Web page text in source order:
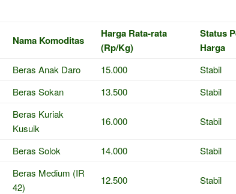
Nama Komoditas
Harga Rata-rata
(Rp/Kg)
Status
Harga
Beras Anak Daro 15.000
Stabil
Beras Sokan
13.500
Stabil
Beras Kuriak
Kusuik
16.000 Stabil
Beras Solok 14.000
Stabil
Beras Medium (IR
42)
12.500 Stabil